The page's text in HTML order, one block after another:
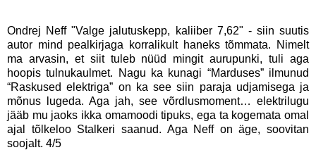
Ondrej Neff "Valge jalutuskepp, kaliiber 7,62" - siin suutis
autor mind pealkirjaga korralikult haneks tõmmata. Nimelt
ma arvasin, et siit tuleb nüüd mingit aurupunki, tuli aga
hoopis tulnukaulmet. Nagu ka kunagi “Marduses” ilmunud
“Raskused elektriga” on ka see siin paraja udjamisega ja
mõnus lugeda. Aga jah, see võrdlusmoment… elektrilugu
jääb mu jaoks ikka omamoodi tipuks, ega ta kogemata omal
ajal tõlkeloo Stalkeri saanud. Aga Neff on äge, soovitan
soojalt. 4/5